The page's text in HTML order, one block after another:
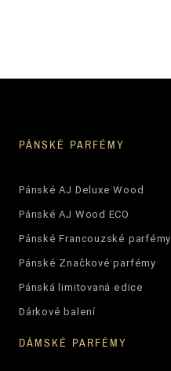
PÁNSKÉ PARFÉMY
Pánské AJ Deluxe Wood
Pánské AJ Wood ECO
Pánské Francouzské parfémy
Pánské Značkové parfémy
Pánská limitovaná edice
Dárkové balení
DÁMSKÉ PARFÉMY